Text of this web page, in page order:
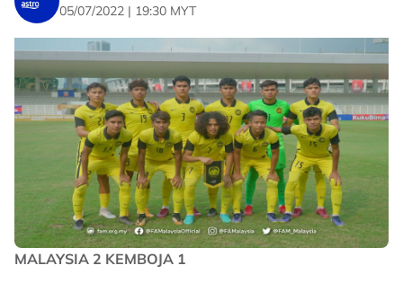
05/07/2022 | 19:30 MYT
MALAYSIA 2 KEMBOJA 1